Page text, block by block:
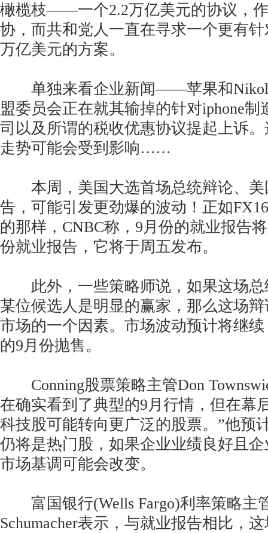
橄榄枝——一个2.2万亿美元的协议，
协，而共和党人一直在寻求一个更有针
万亿美元的方案。
单独来看企业新闻——苹果和
盟委员会正在就其输掉的针对iphone
司以及所谓的税收优惠协议提起上诉
走势可能会受到影响……
本周，美国大选首场总统辩论、美
告，可能引发更劲爆的波动！正如
的那样，CNBC称，9月份的就业报告
份就业报告，它将于周五发布。
此外，一些策略师说，如果这场总
某位候选人是明显的赢家，那么这场
市场的一个因素。市场波动预计将继
的9月份抛售。
Conning股票策略主管Don
在确实看到了典型的9月行情，但在幕
科技股可能转向更广泛的股票。”他预
仍将是热门股，如果企业业绩良好且
市场基调可能会改变。
富国银行(Wells Fargo)利率策略主
Schumacher表示，与就业报告相比，